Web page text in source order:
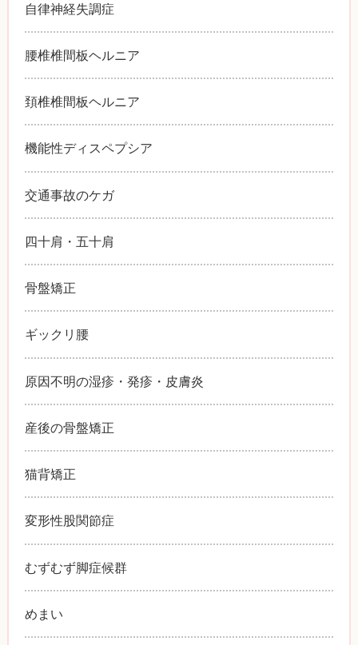
自律神経失調症
腰椎椎間板ヘルニア
頚椎椎間板ヘルニア
機能性ディスペプシア
交通事故のケガ
四十肩・五十肩
骨盤矯正
ギックリ腰
原因不明の湿疹・発疹・皮膚炎
産後の骨盤矯正
猫背矯正
変形性股関節症
むずむず脚症候群
めまい